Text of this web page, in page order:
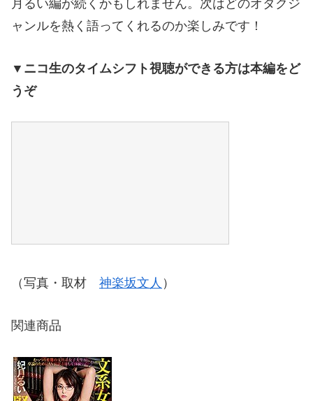
月るい編が続くかもしれません。次はどのオタクジ
ャンルを熱く語ってくれるのか楽しみです！
▼ニコ生のタイムシフト視聴ができる方は本編をど
うぞ
（写真・取材 神楽坂文人 ）
関連商品